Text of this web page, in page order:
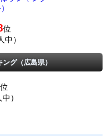
位
中）
グ（広島県）
位
中）